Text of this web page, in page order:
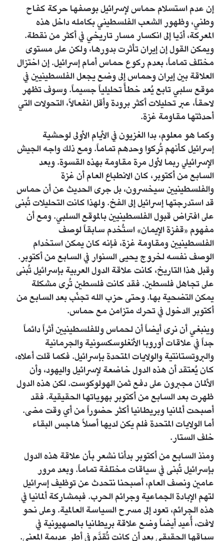
إن عدم استسلام حماس لإسرائيل بوصفها حركة كفاح
وطني، وظهور الشعب الفلسطيني بكامله داخل هذه
المعركة، أدّيا إلى انكسار مسار تاريخي في أكثر من نقطة.
ويمكن القول إن إيران تأثرت بدورها، ولكن على مستوى
مختلف تماماً، بعدم ركوع حماس أمام إسرائيل. إن اختزال
العلاقة بين إيران وحماس إلى وضع يجعل الفلسطينيين في
موقع سلبي تابع يُعد خطأً تحليلياً جسيماً. وسوف تظهر
لاحقاً، عبر تحليلات أكثر برودة وأقل انفعالاً، التحولات التي
أحدثتها مقاومة غزة.
وكما هو معلوم، بدا الغزيون في الأيام الأولى لوحشية
إسرائيل كأنهم تُركوا وحدهم تماماً. ومع ذلك واجه الجيش
الإسرائيلي ربما لأول مرة مقاومة بهذه القسوة. وبعد
السابع من أكتوبر، كان الانطباع العام أن غزة
والفلسطينيين سيخسرون، بل جرى الحديث عن أن حماس
قد استدرجتها إسرائيل إلى الفخ. ولهذا كانت التحليلات تُبنى
على افتراض قبول الفلسطينيين بالموقع السلبي. ومع أن
مفهوم «قفزة الإيمان» استُخدم سابقاً لوصف
الفلسطينيين ومقاومة غزة، فإنه كان يمكن استخدام
الوصف نفسه لخروج يحيى السنوار في السابع من أكتوبر.
وقبل هذا التاريخ، كانت علاقة الدول العربية بإسرائيل تُبنى
على تجاهل فلسطين. فقد كانت فلسطين تُرى مشكلة
يمكن التضحية بها. وحتى حزب الله تجنّب بعد السابع من
أكتوبر الدخول في تحرك متزامن مع حماس.
وينبغي أن نرى أيضاً أن لحماس وللفلسطينيين أثراً دائماً
جداً في علاقات أوروبا الأنغلوسكسونية والجرمانية
والبروتستانتية والولايات المتحدة بإسرائيل. فكما قلت أعلاه،
كان يُعتقد أن هذه الدول خاضعة لإسرائيل واليهود، وأن
الألمان مجبرون على دفع ثمن الهولوكوست. لكن هذه الدول
ظهرت بعد السابع من أكتوبر بهوياتها الحقيقية. فقد
أصبحت ألمانيا وبريطانيا أكثر حضوراً من أي وقت مضى.
أما الولايات المتحدة فلم يكن لديها أصلاً هاجس البقاء
خلف الستار.
ومنذ السابع من أكتوبر بدأنا نشعر بأن علاقة هذه الدول
بإسرائيل تُبنى في سياقات مختلفة تماماً. وبعد مرور
عامين ونصف العام، أصبحنا نتحدث عن توظيف إسرائيل
لتهم الإبادة الجماعية وجرائم الحرب. فبمشاركة ألمانيا في
هذه الجرائم، تعود إلى مسرح السياسة العالمية. وعلى نحو
لافت، أُعيد أيضاً وضع علاقة بريطانيا بالصهيونية في